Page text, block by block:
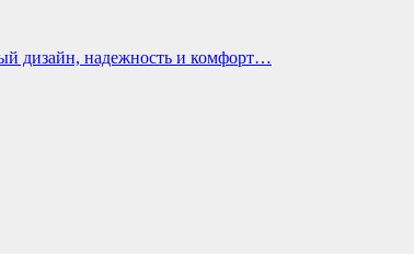
дизайн, надежность и комфорт…